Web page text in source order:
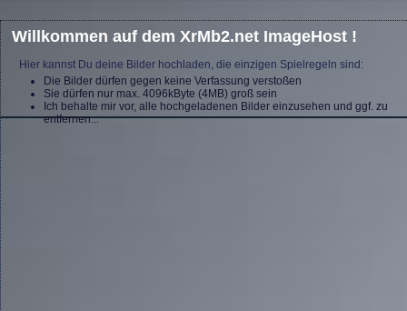
Willkommen auf dem XrMb2.net ImageHost !
Hier kannst Du deine Bilder hochladen, die einzigen Spielregeln sind:
Die Bilder dürfen gegen keine Verfassung verstoßen
Sie dürfen nur max. 4096kByte (4MB) groß sein
Ich behalte mir vor, alle hochgeladenen Bilder einzusehen und ggf. zu
entfernen...